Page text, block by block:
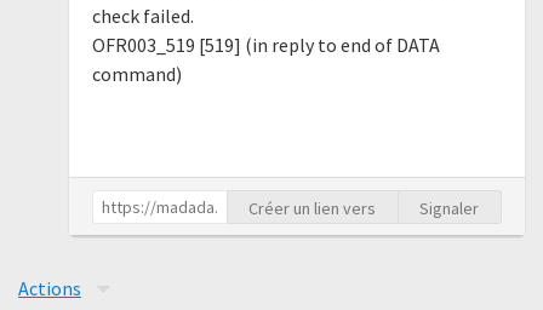
check failed.
OFR003_519 [519] (in reply to end of DATA
command)
Créer un lien vers Signaler
Actions